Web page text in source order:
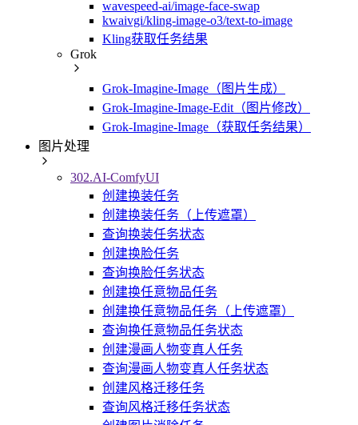
wavespeed-ai/image-face-swap
kwaivgi/kling-image-o3/text-to-image
Kling获取任务结果
Grok
Grok-Imagine-Image（图片生成）
Grok-Imagine-Image-Edit（图片修改）
Grok-Imagine-Image（获取任务结果）
图片处理
302.AI-ComfyUI
创建换装任务
创建换装任务（上传遮罩）
查询换装任务状态
创建换脸任务
查询换脸任务状态
创建换任意物品任务
创建换任意物品任务（上传遮罩）
查询换任意物品任务状态
创建漫画人物变真人任务
查询漫画人物变真人任务状态
创建风格迁移任务
查询风格迁移任务状态